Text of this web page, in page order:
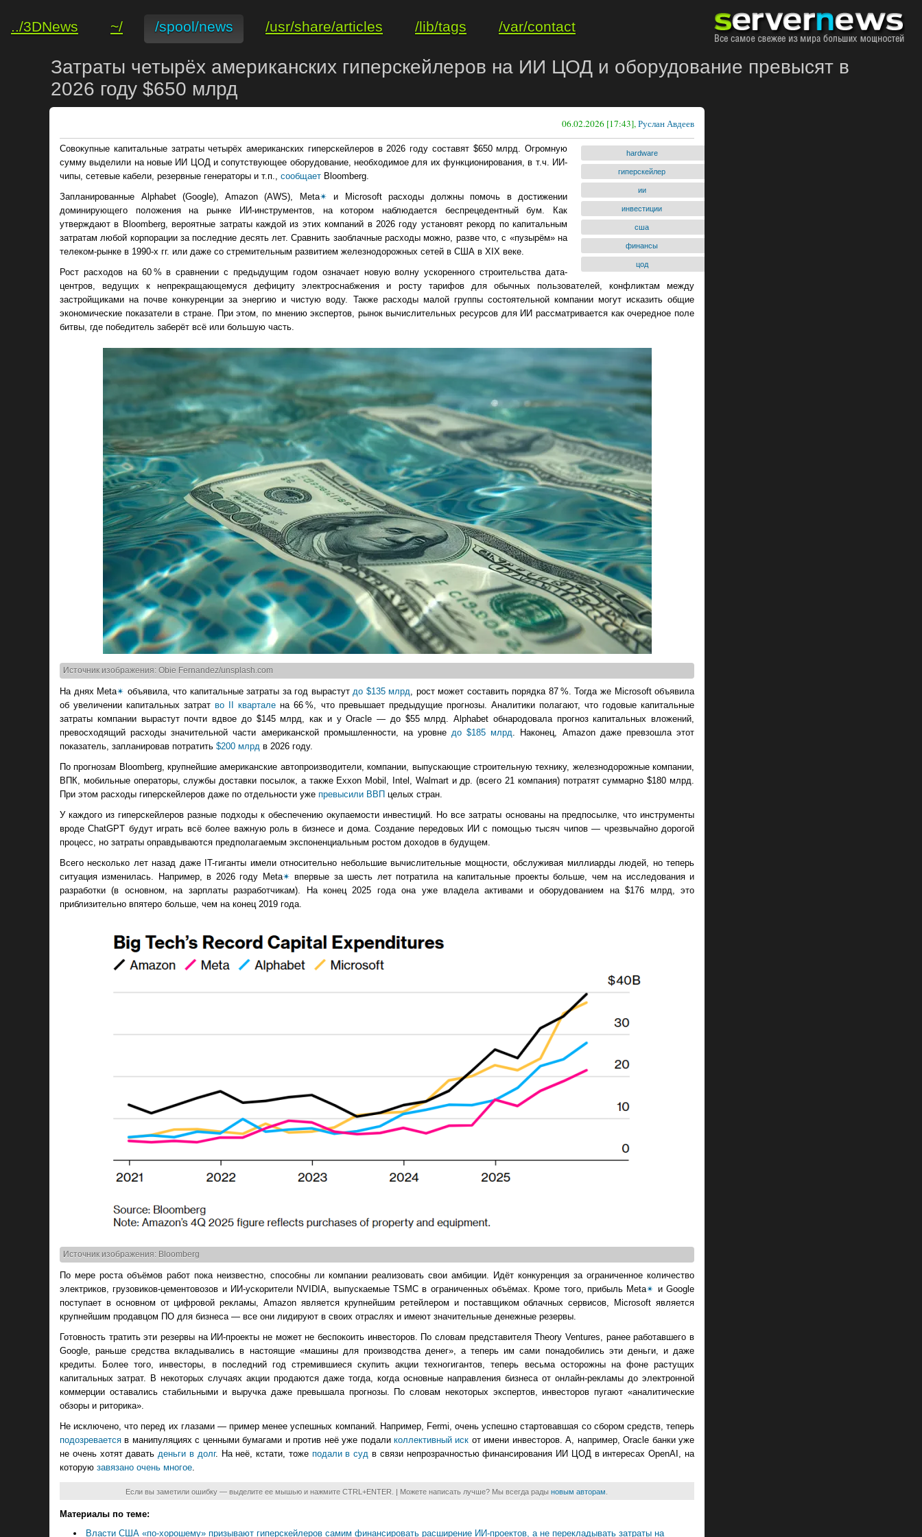
../3DNews ~/ /spool/news /usr/share/articles /lib/tags /var/contact
Затраты четырёх американских гиперскейлеров на ИИ ЦОД и оборудование превысят в
2026 году $650 млрд
06.02.2026 [17:43],Руслан Авдеев
hardware
гиперскейлер
ии
инвестиции
сша
финансы
цод
Совокупные капитальные затраты четырёх американских гиперскейлеров в 2026 году составят $650 млрд. Огромную
сумму выделили на новые ИИ ЦОД и сопутствующее оборудование, необходимое для их функционирования, в т.ч. ИИ-
чипы, сетевые кабели, резервные генераторы и т.п., сообщает Bloomberg.
Запланированные Alphabet (Google), Amazon (AWS), Meta✴ и Miсrosoft расходы должны помочь в достижении
доминирующего положения на рынке ИИ-инструментов, на котором наблюдается беспрецедентный бум. Как
утверждают в Bloomberg, вероятные затраты каждой из этих компаний в 2026 году установят рекорд по капитальным
затратам любой корпорации за последние десять лет. Сравнить заоблачные расходы можно, разве что, с «пузырём» на
телеком-рынке в 1990-х гг. или даже со стремительным развитием железнодорожных сетей в США в XIX веке.
Рост расходов на 60 % в сравнении с предыдущим годом означает новую волну ускоренного строительства дата-
центров, ведущих к непрекращающемуся дефициту электроснабжения и росту тарифов для обычных пользователей, конфликтам между
застройщиками на почве конкуренции за энергию и чистую воду. Также расходы малой группы состоятельной компании могут исказить общие
экономические показатели в стране. При этом, по мнению экспертов, рынок вычислительных ресурсов для ИИ рассматривается как очередное поле
битвы, где победитель заберёт всё или большую часть.
Источник изображения: Obie Fernandez/unsplash.com
На днях Meta✴ объявила, что капитальные затраты за год вырастут до $135 млрд , рост может составить порядка 87 %. Тогда же Microsoft объявила
об увеличении капитальных затратво II квартале на 66 %, что превышает предыдущие прогнозы. Аналитики полагают, что годовые капитальные
затраты компании вырастут почти вдвое до $145 млрд, как и у Oracle — до $55 млрд. Alphabet обнародовала прогноз капитальных вложений,
превосходящий расходы значительной части американской промышленности, на уровне до $185 млрд . Наконец, Amazon даже превзошла этот
показатель, запланировав потратить $200 млрд в 2026 году.
По прогнозам Bloomberg, крупнейшие американские автопроизводители, компании, выпускающие строительную технику, железнодорожные компании,
ВПК, мобильные операторы, службы доставки посылок, а также Exxon Mobil, Intel, Walmart и др. (всего 21 компания) потратят суммарно $180 млрд.
При этом расходы гиперскейлеров даже по отдельности уже превысили ВВП целых стран.
У каждого из гиперскейлеров разные подходы к обеспечению окупаемости инвестиций. Но все затраты основаны на предпосылке, что инструменты
вроде ChatGPT будут играть всё более важную роль в бизнесе и дома. Создание передовых ИИ с помощью тысяч чипов — чрезвычайно дорогой
процесс, но затраты оправдываются предполагаемым экспоненциальным ростом доходов в будущем.
Всего несколько лет назад даже IT-гиганты имели относительно небольшие вычислительные мощности, обслуживая миллиарды людей, но теперь
ситуация изменилась. Например, в 2026 году Meta✴ впервые за шесть лет потратила на капитальные проекты больше, чем на исследования и
разработки (в основном, на зарплаты разработчикам). На конец 2025 года она уже владела активами и оборудованием на $176 млрд, это
приблизительно впятеро больше, чем на конец 2019 года.
Источник изображения: Bloomberg
По мере роста объёмов работ пока неизвестно, способны ли компании реализовать свои амбиции. Идёт конкуренция за ограниченное количество
электриков, грузовиков-цементовозов и ИИ-ускорители NVIDIA, выпускаемые TSMC в ограниченных объёмах. Кроме того, прибыль Meta✴ и Google
поступает в основном от цифровой рекламы, Amazon является крупнейшим ретейлером и поставщиком облачных сервисов, Microsoft является
крупнейшим продавцом ПО для бизнеса — все они лидируют в своих отраслях и имеют значительные денежные резервы.
Готовность тратить эти резервы на ИИ-проекты не может не беспокоить инвесторов. По словам представителя Theory Ventures, ранее работавшего в
Google, раньше средства вкладывались в настоящие «машины для производства денег», а теперь им сами понадобились эти деньги, и даже
кредиты. Более того, инвесторы, в последний год стремившиеся скупить акции техногигантов, теперь весьма осторожны на фоне растущих
капитальных затрат. В некоторых случаях акции продаются даже тогда, когда основные направления бизнеса от онлайн-рекламы до электронной
коммерции оставались стабильными и выручка даже превышала прогнозы. По словам некоторых экспертов, инвесторов пугают «аналитические
обзоры и риторика».
Не исключено, что перед их глазами — пример менее успешных компаний. Например, Fermi, очень успешно стартовавшая со сбором средств, теперь
подозревается в манипуляциях с ценными бумагами и против неё уже подали коллективный иск от имени инвесторов. А, например, Oracle банки уже
не очень хотят давать деньги в долг. На неё, кстати, тоже подали в суд в связи непрозрачностью финансирования ИИ ЦОД в интересах OpenAI, на
которую завязано очень многое
Если вы заметили ошибку — выделите ее мышью и нажмите CTRL+ENTER. | Можете написать лучше? Мы всегда рады новым авторам
Материалы по теме:
Власти США «по-хорошему» призывают гиперскейлеров самим финансировать расширение ИИ-проектов, а не перекладывать затраты на